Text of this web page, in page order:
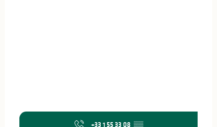
+33 1 55 33 08 ▒▒